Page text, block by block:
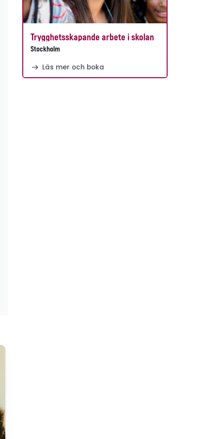
Trygghetsskapande arbete i skolan
Stockholm
Läs mer och boka